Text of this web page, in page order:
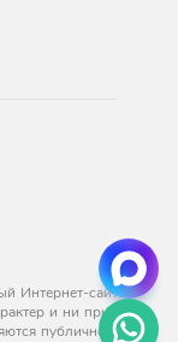
Интернет-сайт
и ни при
публичной